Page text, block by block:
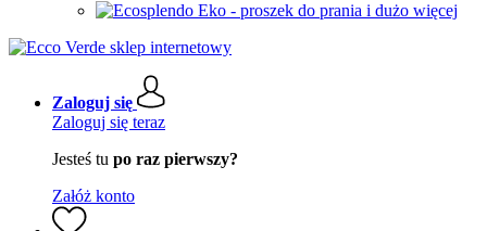
Eko - proszek do prania i dużo więcej
Zaloguj się
Zaloguj się teraz
Jesteś tu po raz pierwszy?
Załóż konto